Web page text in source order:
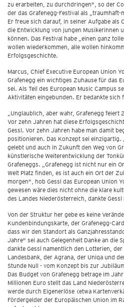
zu erarbeiten, zu durchdringen", so der
der das Grafenegg-Festival als
Er freue sich darauf, in seiner Aufgabe als
die Entwicklung von jungen Musikerinnen
können. Das Festival habe „einen ganz
wollen wiederkommen, alle wollen
Erfolgsgeschichte.
Marcus, Chief Executive European Union
Grafenegg ein wichtiges Zuhause für das
sei. Als Teil des European Music Campus
Aktivitäten eingebunden. Er bedankte
„Unglaublich, aber wahr, Grafenegg feiert
Vor zehn Jahren hat diese
Gessl. Vor zehn Jahren habe man damit
positionieren. Das Konzept sei
gelebt und auch in Zukunft den Weg von
künstlerische Weiterentwicklung der
Grafeneggs. „Grafenegg ist nicht nur ein
Welt Platz finden, es ist auch ein Ort der
morgen", hob Gessl das European Union
gewesen wäre dies nicht ohne die klare
des Landes Niederösterreich, dankte
Von der Struktur her gebe es keine
Kundenbindungskarte, der Grafenegg-
dass wir den Standort als
Jahre" sei auch Gelegenheit Danke an die
dankte Gessl namentlich den Lotterien,
Landesbank, der Agrana, der Uniqa und
Stunde Null - vom Konzept bis zur
Das Budget von Grafenegg betrage im
Millionen Euro stellt das Land
werde durch Eigenerlöse (etwa
Fördergelder der Europäischen Union im